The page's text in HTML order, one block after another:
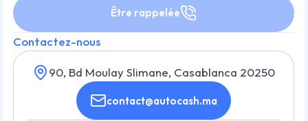
Être rappelée
Contactez-nous
90, Bd Moulay Slimane, Casablanca 20250
contact@autocash.ma